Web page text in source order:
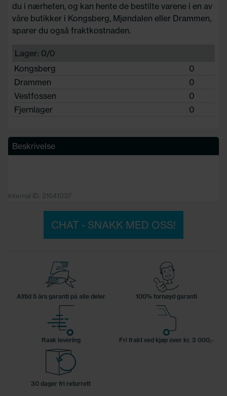
du i nærheten, og kan hente de bestilte varene i en av
våre butikker i Kongsberg, Mjøndalen eller Drammen,
sparer du også fraktkostnaden.
Lager: 0/0
Kongsberg
0
Drammen
0
Vestfossen
0
Fjernlager
0
Beskrivelse
Internal ID: 21641037
CHAT - SNAKK MED OSS!
Alltid 5 års garanti på alle deler 100% fornøyd garanti
Rask levering Fri frakt ved kjøp over kr. 3 000,-
30 dager fri returrett